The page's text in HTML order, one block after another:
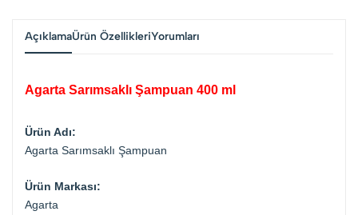
AçıklamaÜrün ÖzellikleriYorumları
Agarta Sarımsaklı Şampuan 400 ml
Ürün Adı:
Agarta Sarımsaklı Şampuan
Ürün Markası:
Agarta